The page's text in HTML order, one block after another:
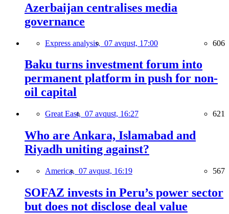
Azerbaijan centralises media
governance
Express analysis, 07 avqust, 17:00 606
Baku turns investment forum into
permanent platform in push for non-
oil capital
Great East, 07 avqust, 16:27 621
Who are Ankara, Islamabad and
Riyadh uniting against?
America, 07 avqust, 16:19 567
SOFAZ invests in Peru’s power sector
but does not disclose deal value